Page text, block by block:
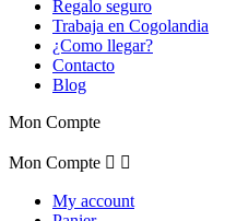
Regalo seguro
Trabaja en Cogolandia
¿Como llegar?
Contacto
Blog
Mon Compte
Mon Compte  
My account